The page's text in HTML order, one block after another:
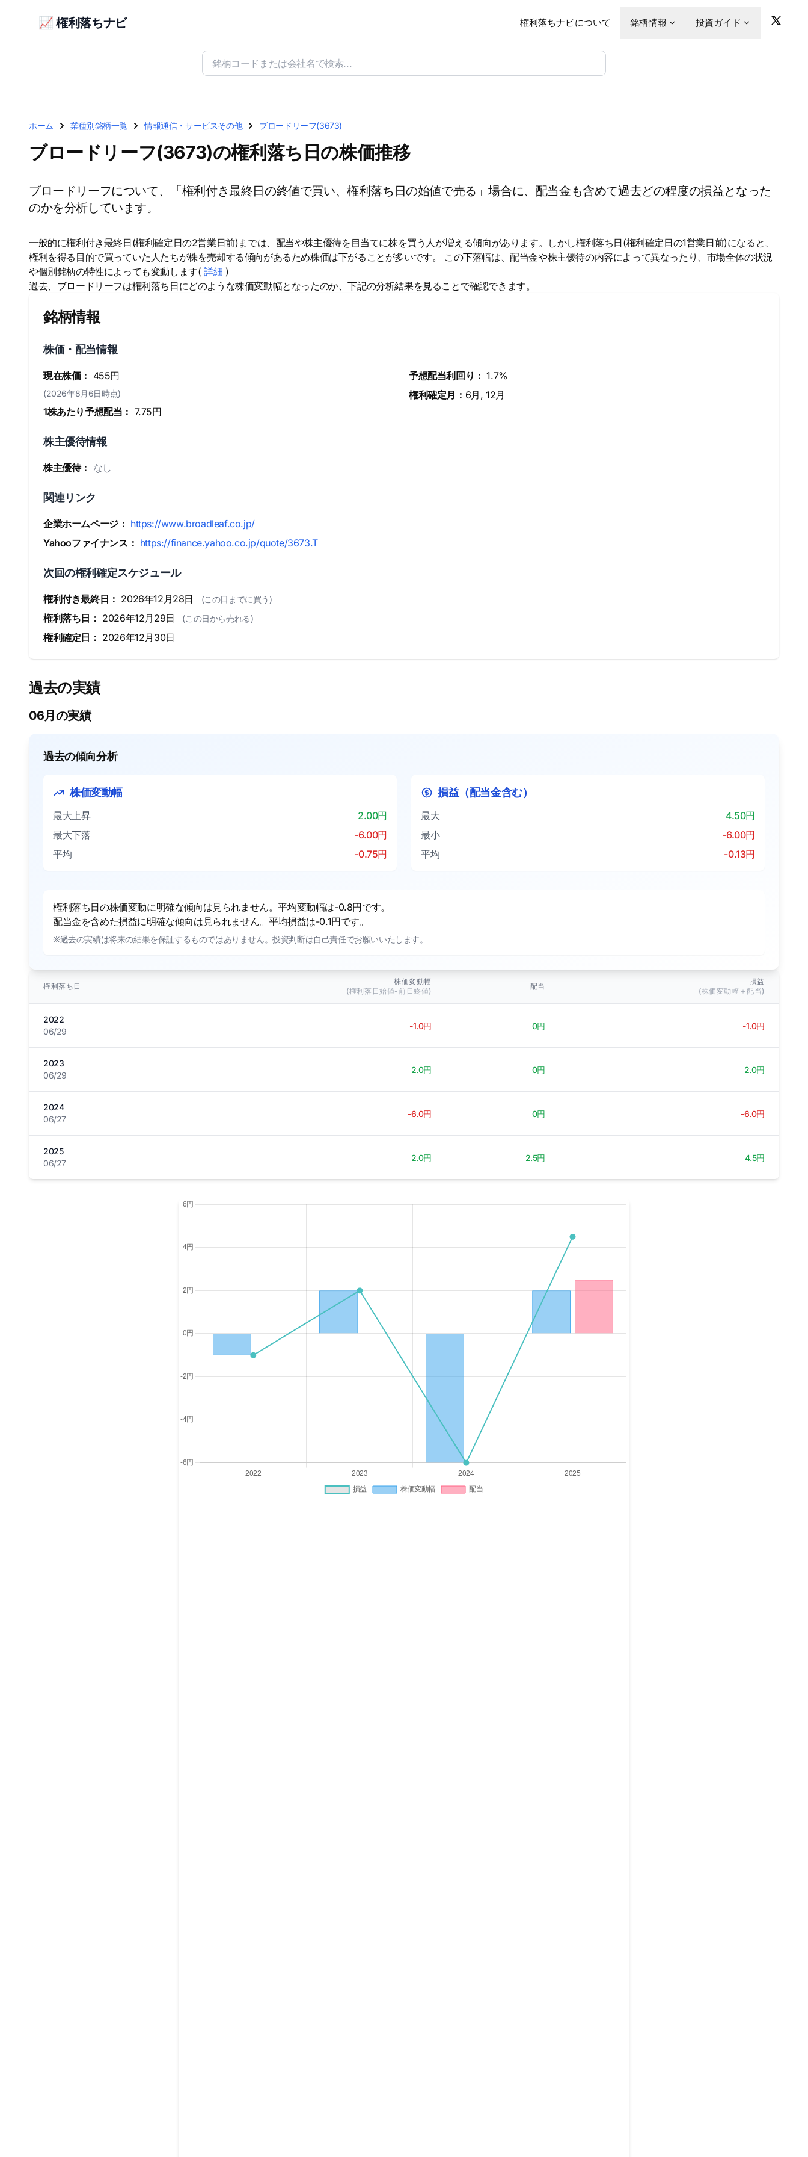
📈 権利落ちナビ 権利落ちナビについて 銘柄情報 投資ガイド
ホーム 業種別銘柄一覧 情報通信・サービスその他 ブロードリーフ(3673)
ブロードリーフ(3673)の権利落ち日の株価推移
ブロードリーフについて、「権利付き最終日の終値で買い、権利落ち日の始値で売る」場合に、配当金も含めて過去どの程度の損益となった
のかを分析しています。
一般的に権利付き最終日(権利確定日の2営業日前)までは、配当や株主優待を目当てに株を買う人が増える傾向があります。しかし権利落ち日(権利確定日の1営業日前)になると、
権利を得る目的で買っていた人たちが株を売却する傾向があるため株価は下がることが多いです。 この下落幅は、配当金や株主優待の内容によって異なったり、市場全体の状況
や個別銘柄の特性によっても変動します( 詳細 )
過去、ブロードリーフは権利落ち日にどのような株価変動幅となったのか、下記の分析結果を見ることで確認できます。
銘柄情報
株価・配当情報
現在株価： 455円
(2026年8月6日時点)
1株あたり予想配当： 7.75円
予想配当利回り： 1.7%
権利確定月： 6月, 12月
株主優待情報
株主優待： なし
関連リンク
企業ホームページ： https://www.broadleaf.co.jp/
Yahooファイナンス： https://finance.yahoo.co.jp/quote/3673.T
次回の権利確定スケジュール
権利付き最終日： 2026年12月28日 (この日までに買う)
権利落ち日： 2026年12月29日 (この日から売れる)
権利確定日： 2026年12月30日
過去の実績
06月の実績
過去の傾向分析
株価変動幅
最大上昇
2.00円
最大下落
-6.00円
平均
-0.75円
損益（配当金含む）
最大
4.50円
最小
-6.00円
平均
-0.13円
権利落ち日の株価変動に明確な傾向は見られません。平均変動幅は-0.8円です。
配当金を含めた損益に明確な傾向は見られません。平均損益は-0.1円です。
※過去の実績は将来の結果を保証するものではありません。投資判断は自己責任でお願いいたします。
権利落ち日
株価変動幅
(権利落日始値-前日終値)
配当
損益
(株価変動幅＋配当)
2022
06/29
-1.0円 0円 -1.0円
2023
06/29
2.0円 0円 2.0円
2024
06/27
-6.0円 0円 -6.0円
2025
06/27
2.0円 2.5円 4.5円